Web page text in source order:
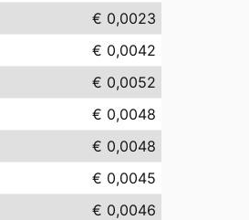
€ 0,0023
€ 0,0042
€ 0,0052
€ 0,0048
€ 0,0048
€ 0,0045
€ 0,0046